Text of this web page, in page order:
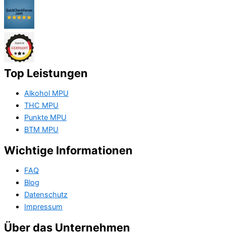
Top Leistungen
Alkohol MPU
THC MPU
Punkte MPU
BTM MPU
Wichtige Informationen
FAQ
Blog
Datenschutz
Impressum
Über das Unternehmen